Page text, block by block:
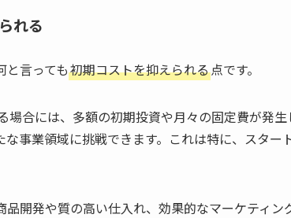
れる
言っても初期コストを抑えられる点です。
合には、多額の初期投資や月々の固定費が発
事業領域に挑戦できます。これは特に、スタ
開発や質の高い仕入れ、効果的なマーケティ